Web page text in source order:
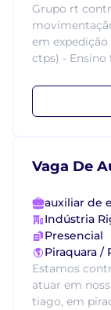
Grupo rt
em
ctps) -
Vaga De
auxiliar de
Indústria
Presencial
Piraquara /
Estamos
atuar em
tiago, em